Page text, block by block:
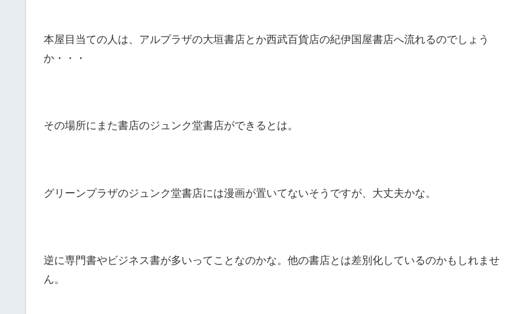
本屋目当ての人は、アルプラザの大垣書店とか西武百貨店の紀伊国屋書店へ流れるのでしょう
か・・・
その場所にまた書店のジュンク堂書店ができるとは。
グリーンプラザのジュンク堂書店には漫画が置いてないそうですが、大丈夫かな。
逆に専門書やビジネス書が多いってことなのかな。他の書店とは差別化しているのかもしれませ
ん。